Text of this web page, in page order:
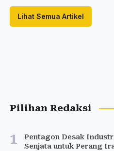
Lihat Semua Artikel
Pilihan Redaksi
1
Pentagon Desak
Senjata untuk Perang